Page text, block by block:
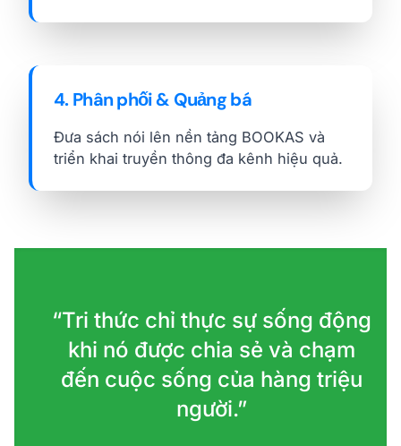
4. Phân phối & Quảng bá
Đưa sách nói lên nền tảng BOOKAS và
triển khai truyền thông đa kênh hiệu quả.
“Tri thức chỉ thực sự sống động
khi nó được chia sẻ và chạm
đến cuộc sống của hàng triệu
người.”